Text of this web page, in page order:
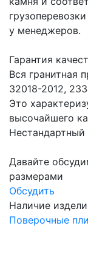
у менеджеров.
Гарантия
Вся гранитная
32018-2012,
Это
высочайшего
Нестандартный
Давайте
размерами
Обсудить
Наличие
Поверочные